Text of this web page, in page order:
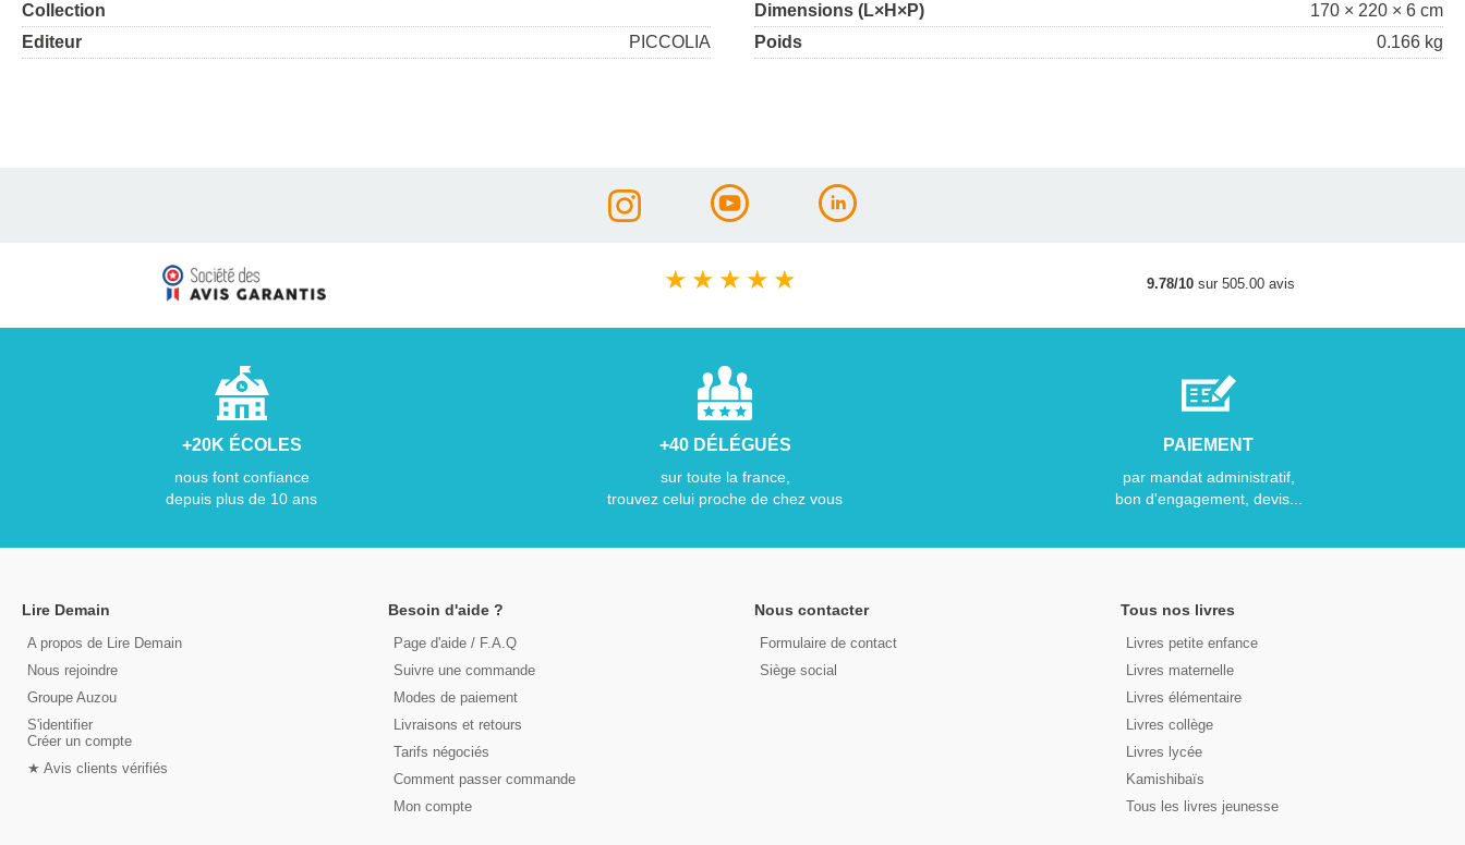
Collection
Editeur
PICCOLIA
Dimensions (L×H×P)
170 × 220 × 6 cm
Poids
0.166 kg
★ ★ ★ ★ ★ 9.78/10sur 505.00 avis
+20K ÉCOLES
nous font confiance
depuis plus de 10 ans
+40 DÉLÉGUÉS
sur toute la france,
trouvez celui proche de chez vous
PAIEMENT
par mandat administratif,
bon d'engagement, devis...
Lire Demain
A propos de Lire Demain
Nous rejoindre
Groupe Auzou
S'identifier
Créer un compte
★ Avis clients vérifiés
Besoin d'aide ?
Page d'aide / F.A.Q
Suivre une commande
Modes de paiement
Livraisons et retours
Tarifs négociés
Comment passer commande
Mon compte
Nous contacter
Formulaire de contact
Siège social
Tous nos livres
Livres petite enfance
Livres maternelle
Livres élémentaire
Livres collège
Livres lycée
Kamishibaïs
Tous les livres jeunesse